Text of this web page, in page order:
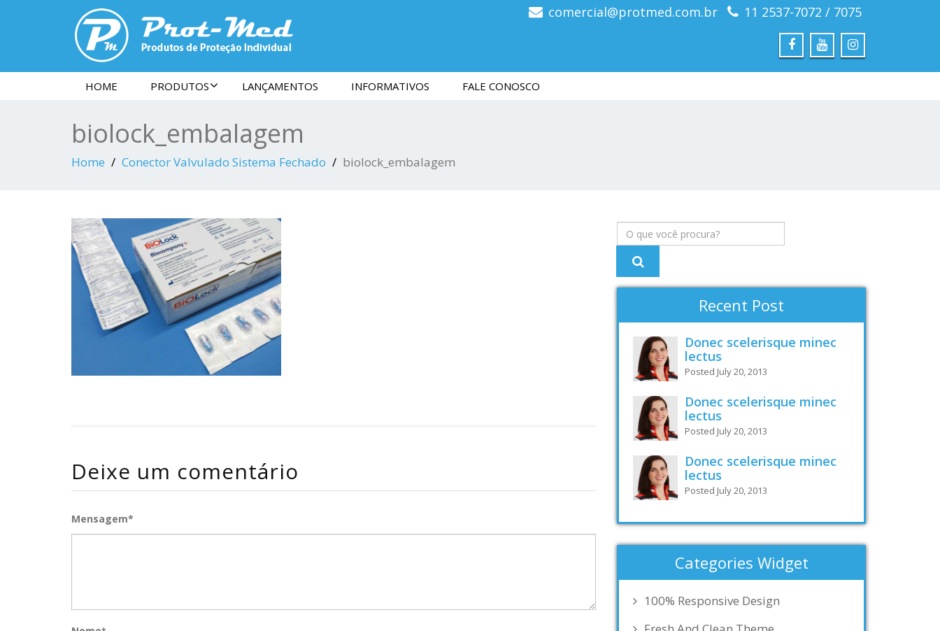
comercial@protmed.com.br 11 2537-7072 / 7075
HOME PRODUTOS LANÇAMENTOS INFORMATIVOS FALE CONOSCO
biolock_embalagem
Home Conector Valvulado Sistema Fechado biolock_embalagem
Deixe um comentário
Mensagem*
Recent Post
Donec scelerisque minec
lectus
Posted July 20, 2013
Donec scelerisque minec
lectus
Posted July 20, 2013
Donec scelerisque minec
lectus
Posted July 20, 2013
Categories Widget
100% Responsive Design